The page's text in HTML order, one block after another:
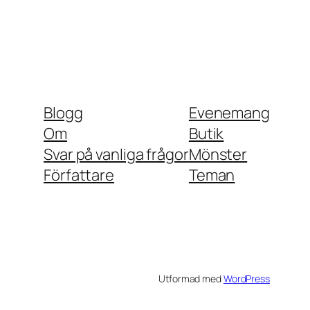
Blogg
Om
Svar på vanliga frågor
Författare
Evenemang
Butik
Mönster
Teman
Utformad medWordPress